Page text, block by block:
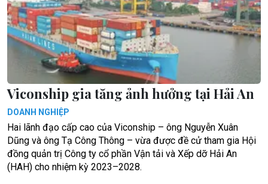
Viconship gia tăng ảnh hưởng tại Hải An
DOANH NGHIỆP
Hai lãnh đạo cấp cao của Viconship – ông Nguyễn Xuân
Dũng và ông Tạ Công Thông – vừa được đề cử tham gia Hội
đồng quản trị Công ty cổ phần Vận tải và Xếp dỡ Hải An
(HAH) cho nhiệm kỳ 2023–2028.